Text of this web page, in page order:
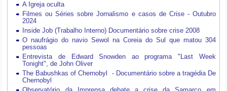
A Igreja oculta
Filmes ou Séries sobre Jornalismo e casos de Crise - Outubro
2024
Inside Job (Trabalho Interno) Documentário sobre crise 2008
O naufrágio do navio Sewol na Coreia do Sul que matou 304
pessoas
Entrevista de Edward Snowden ao programa "Last Week
Tonight", de John Oliver
The Babushkas of Chernobyl - Documentário sobre a tragédia De
Chernobyl